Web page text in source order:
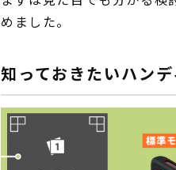
めました。
知っておきたいハン